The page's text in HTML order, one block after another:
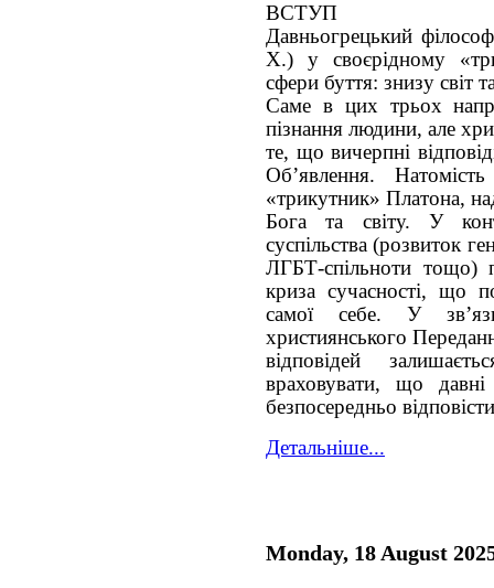
ВСТУП
Давньогрецький
Х.) у своєрідному
сфери буття: знизу світ
Саме в цих трьох
пізнання людини, але
те, що вичерпні
Об’явлення.
«трикутник» Платона,
Бога та світу. У
суспільства (розвиток
ЛГБТ-спільноти тощо)
криза сучасності, що
самої себе. У
християнського
відповідей
враховувати, що
безпосередньо
Детальніше...
Monday, 18 August